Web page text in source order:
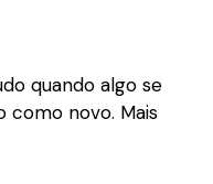
quando algo se
como novo. Mais